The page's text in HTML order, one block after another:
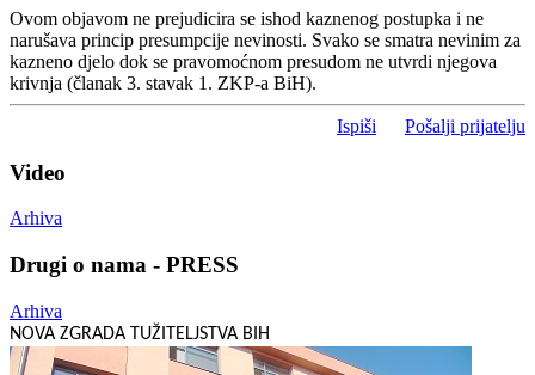
Ovom objavom ne prejudicira se ishod kaznenog postupka i ne
narušava princip presumpcije nevinosti. Svako se smatra nevinim za
kazneno djelo dok se pravomoćnom presudom ne utvrdi njegova
krivnja (članak 3. stavak 1. ZKP-a BiH).
Ispiši Pošalji prijatelju
Video
Arhiva
Drugi o nama - PRESS
Arhiva
NOVA ZGRADA TUŽITELJSTVA BIH